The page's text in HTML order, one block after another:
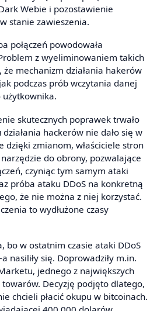
Webie i pozostawienie
stanie zawieszenia.
połączeń powodowała
z wyeliminowaniem takich
mechanizm działania hakerów
podczas prób wczytania danej
użytkownika.
skutecznych poprawek trwało
hackerów nie dało się w
dzięki zmianom, właściciele stron
do obrony, pozwalające
czyniąc tym samym ataki
próba ataku DDoS na konkretną
że nie można z niej korzystać.
to wydłużone czasy
bo w ostatnim czasie ataki DDoS
nasiliły się. Doprowadziły m.in.
jednego z największych
Decyzję podjęto dlatego,
chcieli płacić okupu w bitcoinach.